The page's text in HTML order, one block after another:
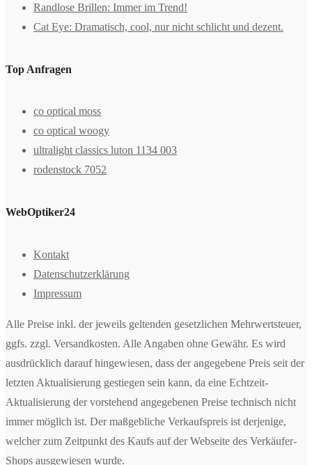
Randlose Brillen: Immer im Trend!
Cat Eye: Dramatisch, cool, nur nicht schlicht und dezent.
Top Anfragen
co optical moss
co optical woogy
ultralight classics luton 1134 003
rodenstock 7052
WebOptiker24
Kontakt
Datenschutzerklärung
Impressum
Alle Preise inkl. der jeweils geltenden gesetzlichen Mehrwertsteuer,
ggfs. zzgl. Versandkosten. Alle Angaben ohne Gewähr. Es wird
ausdrücklich darauf hingewiesen, dass der angegebene Preis seit der
letzten Aktualisierung gestiegen sein kann, da eine Echtzeit-
Aktualisierung der vorstehend angegebenen Preise technisch nicht
immer möglich ist. Der maßgebliche Verkaufspreis ist derjenige,
welcher zum Zeitpunkt des Kaufs auf der Webseite des Verkäufer-
Shops ausgewiesen wurde.